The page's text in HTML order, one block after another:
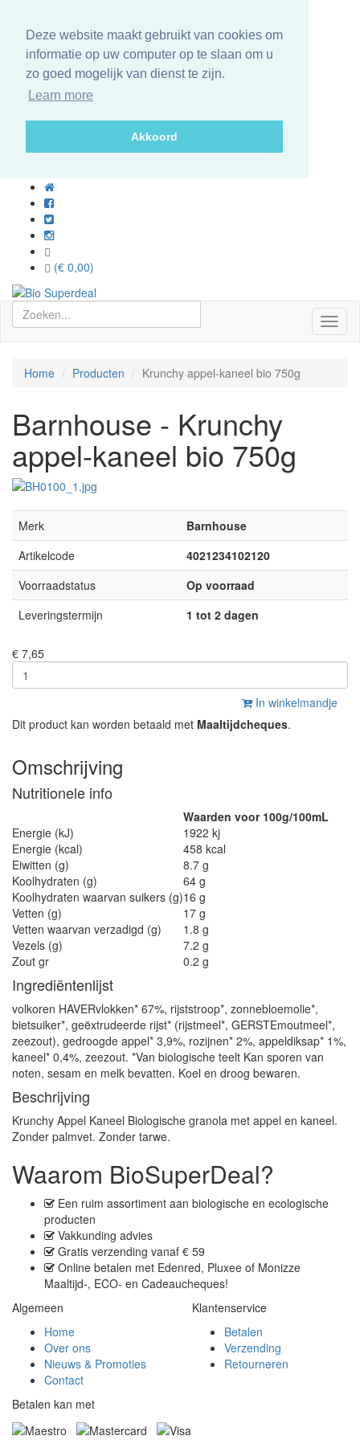
Deze website maakt gebruikt van cookies om
informatie op uw computer op te slaan om u
zo goed mogelijk van dienst te zijn.
Learn more
Akkoord
(€ 0,00)
Home Producten Krunchy appel-kaneel bio 750g
Barnhouse - Krunchy
appel-kaneel bio 750g
Merk
Barnhouse
Artikelcode
4021234102120
Voorraadstatus
Op voorraad
Leveringstermijn
1 tot 2 dagen
€ 7,65
In winkelmandje
Dit product kan worden betaald met Maaltijdcheques.
Omschrijving
Nutritionele info
Waarden voor 100g/100mL
Energie (kJ)
1922 kj
Energie (kcal)
458 kcal
Eiwitten (g)
8.7 g
Koolhydraten (g)
64 g
Koolhydraten waarvan suikers (g)16 g
Vetten (g)
17 g
Vetten waarvan verzadigd (g)
1.8 g
Vezels (g)
7.2 g
Zout gr
0.2 g
Ingrediëntenlijst
volkoren HAVERvlokken* 67%, rijststroop*, zonnebloemolie*,
bietsuiker*, geëxtrudeerde rijst* (rijstmeel*, GERSTEmoutmeel*,
zeezout), gedroogde appel* 3,9%, rozijnen* 2%, appeldiksap* 1%,
kaneel* 0,4%, zeezout. *Van biologische teelt Kan sporen van
noten, sesam en melk bevatten. Koel en droog bewaren.
Beschrijving
Krunchy Appel Kaneel Biologische granola met appel en kaneel.
Zonder palmvet. Zonder tarwe.
Waarom BioSuperDeal?
Een ruim assortiment aan biologische en ecologische
producten
Vakkunding advies
Gratis verzending vanaf € 59
Online betalen met Edenred, Pluxee of Monizze
Maaltijd-, ECO- en Cadeaucheques!
Algemeen
Home
Over ons
Nieuws & Promoties
Contact
Klantenservice
Betalen
Verzending
Retourneren
Betalen kan met